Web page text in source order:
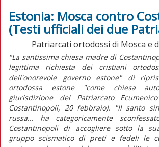
Estonia: Mosca contro
(Testi ufficiali dei due
Patriarcati ortodossi di Mosca e
"La santissima chiesa madre di
legittima richiesta dei cristiani
dell'onorevole governo estone" di
ortodossa estone "come chiesa
giurisdizione del Patriarcato
Costantinopoli, 20 febbraio). "Il santo
russa... ha categoricamente
Costantinopoli di accogliere sotto la
gruppo scismatico di preti e fedeli le